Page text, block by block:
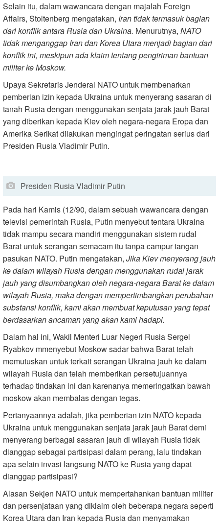
Selain itu, dalam wawancara dengan majalah Foreign
Affairs, Stoltenberg mengatakan, Iran tidak termasuk bagian
dari konflik antara Rusia dan Ukraina. Menurutnya, NATO
tidak menganggap Iran dan Korea Utara menjadi bagian dari
konflik ini, meskipun ada klaim tentang pengiriman bantuan
militer ke Moskow.
Upaya Sekretaris Jenderal NATO untuk membenarkan
pemberian izin kepada Ukraina untuk menyerang sasaran di
tanah Rusia dengan menggunakan senjata jarak jauh Barat
yang diberikan kepada Kiev oleh negara-negara Eropa dan
Amerika Serikat dilakukan mengingat peringatan serius dari
Presiden Rusia Vladimir Putin.
Presiden Rusia Vladimir Putin
Pada hari Kamis (12/90, dalam sebuah wawancara dengan
televisi pemerintah Rusia, Putin menyebut tentara Ukraina
tidak mampu secara mandiri menggunakan sistem rudal
Barat untuk serangan semacam itu tanpa campur tangan
pasukan NATO. Putin mengatakan, Jika Kiev menyerang jauh
ke dalam wilayah Rusia dengan menggunakan rudal jarak
jauh yang disumbangkan oleh negara-negara Barat ke dalam
wilayah Rusia, maka dengan mempertimbangkan perubahan
substansi konflik, kami akan membuat keputusan yang tepat
berdasarkan ancaman yang akan kami hadapi.
Dalam hal ini, Wakil Menteri Luar Negeri Rusia Sergei
Ryabkov mmenyebut Moskow sadar bahwa Barat telah
memutuskan untuk terkait serangan Ukraina jauh ke dalam
wilayah Rusia dan telah memberikan persetujuannya
terhadap tindakan ini dan karenanya memeringatkan bawah
moskow akan membalas dengan tegas.
Pertanyaannya adalah, jika pemberian izin NATO kepada
Ukraina untuk menggunakan senjata jarak jauh Barat demi
menyerang berbagai sasaran jauh di wilayah Rusia tidak
dianggap sebagai partisipasi dalam perang, lalu tindakan
apa selain invasi langsung NATO ke Rusia yang dapat
dianggap partisipasi?
Alasan Sekjen NATO untuk mempertahankan bantuan militer
dan persenjataan yang diklaim oleh beberapa negara seperti
Korea Utara dan Iran kepada Rusia dan menyamakan